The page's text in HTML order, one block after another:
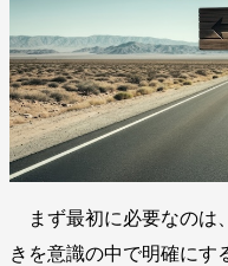
まず最初に必要なのは
きを意識の中で明確にす